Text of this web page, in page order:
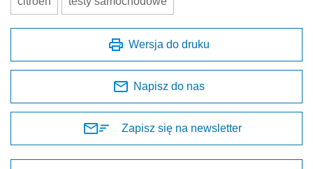
Wersja do druku
Napisz do nas
Zapisz się na newsletter